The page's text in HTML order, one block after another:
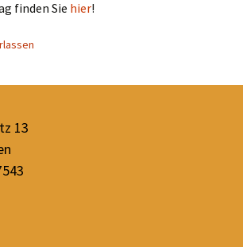
finden Sie hier!
13